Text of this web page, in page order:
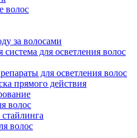
волос
за волосами
для осветления волос
для осветления волос
прямого действия
волос
волос